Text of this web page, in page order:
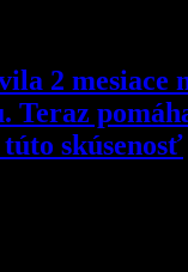
2 mesiace
Teraz
skúsenosť